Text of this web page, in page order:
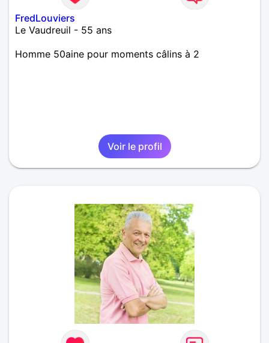
FredLouviers
Le Vaudreuil - 55 ans
Homme 50aine pour moments câlins à 2
Voir le profil